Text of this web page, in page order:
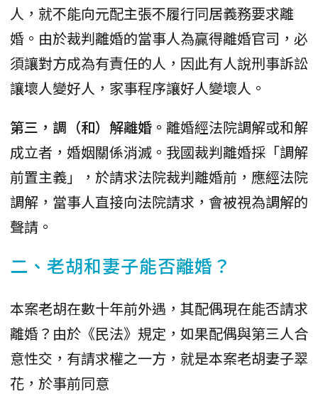
人，就不能向元配主張不履行同居義務要求離
婚。由於裁判離婚的當事人為贏得離婚官司，必
須讓對方成為有責任的人，因此有人說刑事訴訟
讓壞人變好人，家事程序讓好人變壞人。
第三，調（和）解離婚。 離婚經法院調解或和解
成立者，婚姻關係消滅。我國裁判離婚採「調解
前置主義」，於請求法院裁判離婚前，應經法院
調解，當事人直接向法院請求，會被視為調解的
聲請。
二、老胡和妻子能否離婚？
本案老胡在數十年前外遇，其配偶現在能否請求
離婚？由於《民法》規定，如果配偶與第三人合
意性交，有請求權之一方，就是本案老胡妻子翠
花，於事前同意